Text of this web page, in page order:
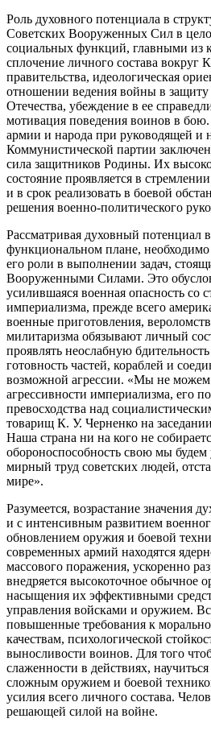
Роль духовного потенциала в
Советских Вооруженных Сил в
социальных функций, главными из
сплочение личного состава
правительства, идеологическая
отношении ведения войны в защиту
Отечества, убеждение в ее
мотивация поведения воинов в
армии и народа при руководящей и
Коммунистической партии
сила защитников Родины. Их
состояние проявляется в
и в срок реализовать в боевой
решения военно-политического
Рассматривая духовный потенциал
функциональном плане, необходимо
его роли в выполнении задач,
Вооруженными Силами. Это
усилившаяся военная опасность со
империализма, прежде всего
военные приготовления,
милитаризма обязывают личный
проявлять неослабную
готовность частей, кораблей и
возможной агрессии. «Мы не можем
агрессивности империализма, его
превосходства над
товарищ К. У. Черненко на
Наша страна ни на кого не
обороноспособность свою мы будем
мирный труд советских людей,
мире».
Разумеется, возрастание значения
и с интенсивным развитием
обновлением оружия и боевой
современных армий находятся
массового поражения, ускоренно
внедряется высокоточное обычное
насыщения их эффективными
управления войсками и оружием.
повышенные требования к
качествам, психологической
выносливости воинов. Для того
слаженности в действиях,
сложным оружием и боевой
усилия всего личного состава.
решающей силой на войне.